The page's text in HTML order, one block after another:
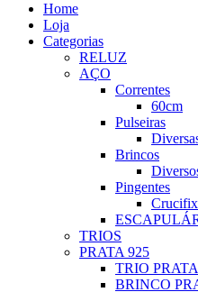
Home
Loja
Categorias
RELUZ
AÇO
Correntes
60cm
Pulseiras
Brincos
Pingentes
TRIOS
PRATA 925
TRIO
BRINCO